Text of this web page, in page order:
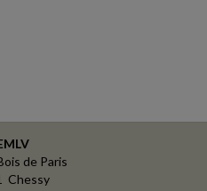
de Paris
Chessy